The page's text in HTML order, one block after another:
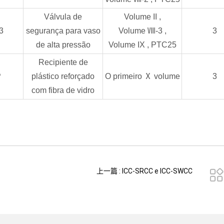
Válvula de
segurança para vaso
de alta pressão
Volume
,
Volume Ⅷ-3,
Volume IX , PTC25
3
Recipiente de
plástico reforçado
com fibra de vidro
O primeiro Ⅹ volume 3
上一篇 : ICC-SRCC e ICC-SWCC 